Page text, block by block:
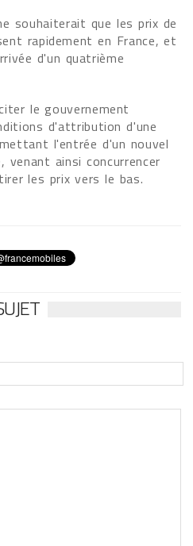
souhaiterait que les prix de
rapidement en France, et
d'un quatrième
le gouvernement
d'attribution d'une
l'entrée d'un nouvel
venant ainsi concurrencer
les prix vers le bas.